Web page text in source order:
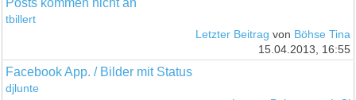
tbillert
Letzter Beitrag von Böhse Tina
15.04.2013, 16:55
Facebook App. / Bilder mit Status
djlunte